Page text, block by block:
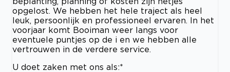
opgelost. We hebben het hele traject als heel
leuk, persoonlijk en professioneel ervaren. In het
voorjaar komt Booiman weer langs voor
eventuele puntjes op de i en we hebben alle
vertrouwen in de verdere service.
U doet zaken met ons als:*